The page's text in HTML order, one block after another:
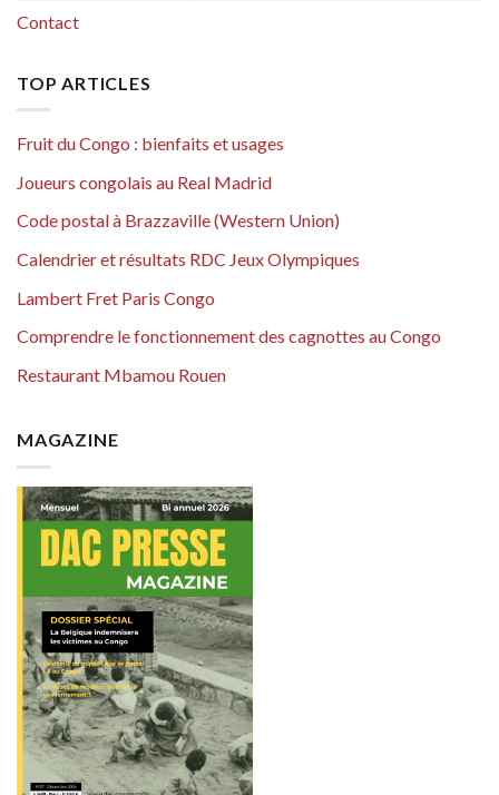
Contact
TOP ARTICLES
Fruit du Congo : bienfaits et usages
Joueurs congolais au Real Madrid
Code postal à Brazzaville (Western Union)
Calendrier et résultats RDC Jeux Olympiques
Lambert Fret Paris Congo
Comprendre le fonctionnement des cagnottes au Congo
Restaurant Mbamou Rouen
MAGAZINE